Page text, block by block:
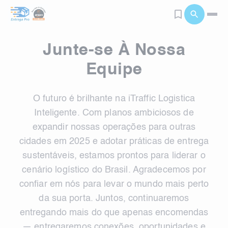
Junte-se À Nossa
Equipe
O futuro é brilhante na iTraffic Logistica
Inteligente. Com planos ambiciosos de
expandir nossas operações para outras
cidades em 2025 e adotar práticas de entrega
sustentáveis, estamos prontos para liderar o
cenário logístico do Brasil. Agradecemos por
confiar em nós para levar o mundo mais perto
da sua porta. Juntos, continuaremos
entregando mais do que apenas encomendas